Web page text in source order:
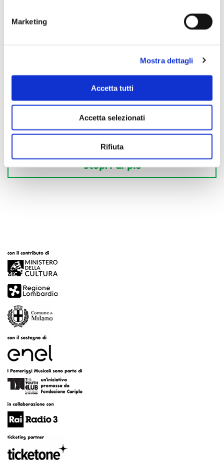
Marketing
Mostra dettagli
Accetta tutti
Accetta selezionati
Rifiuta
Scopri di più